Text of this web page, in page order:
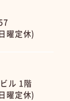
曜定休)
ル 1階
曜定休)